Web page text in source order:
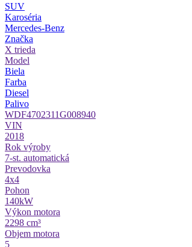
SUV
Karoséria
Mercedes-Benz
Značka
X trieda
Model
Biela
Farba
Diesel
Palivo
WDF4702311G008940
VIN
2018
Rok výroby
7-st. automatická
Prevodovka
4x4
Pohon
140kW
Výkon motora
2298 cm³
Objem motora
5